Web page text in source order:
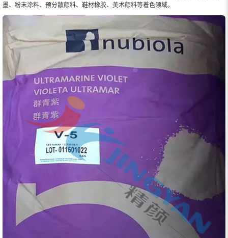
墨、粉末涂料、预分散颜料、鞋材橡胶、美术颜料等着色领域。